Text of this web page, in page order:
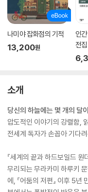
나미야 잡화점의 기적
13,200원
인
전
소개
당신의 하늘에는 몇 개의 달
압도적인 이야기의 강렬함,
전세계 독자가 손꼽아 기다
『세계의 끝과 하드보일드 원
무리되는 무라카미 하루키
에, 『어둠의 저편』 이후 5